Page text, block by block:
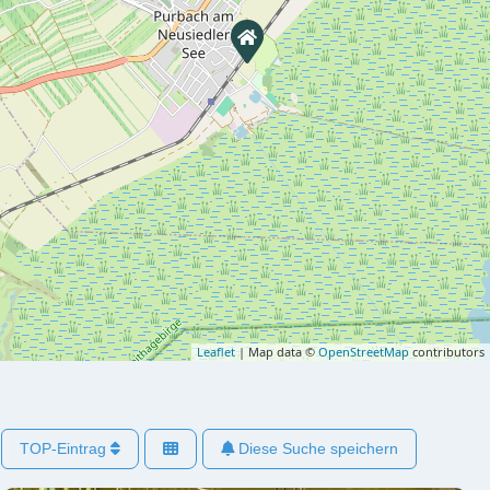
Leaflet| Map data ©OpenStreetMapcontributors
TOP-Eintrag Diese Suche speichern